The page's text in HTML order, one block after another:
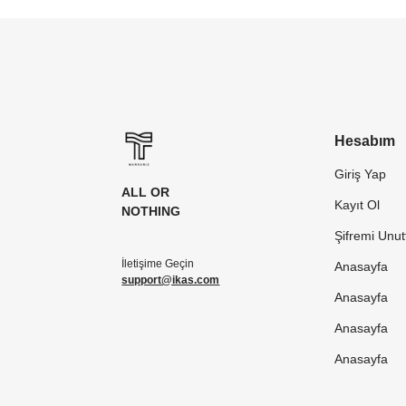
ALL OR
NOTHING
İletişime Geçin
support@ikas.com
Hesabım
Giriş Yap
Kayıt Ol
Şifremi
Anasayfa
Anasayfa
Anasayfa
Anasayfa